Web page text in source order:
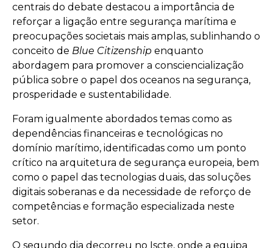
centrais do debate destacou a importância de
reforçar a ligação entre segurança marítima e
preocupações societais mais amplas, sublinhando o
conceito de Blue Citizenship enquanto
abordagem para promover a consciencialização
pública sobre o papel dos oceanos na segurança,
prosperidade e sustentabilidade.
Foram igualmente abordados temas como as
dependências financeiras e tecnológicas no
domínio marítimo, identificadas como um ponto
crítico na arquitetura de segurança europeia, bem
como o papel das tecnologias duais, das soluções
digitais soberanas e da necessidade de reforço de
competências e formação especializada neste
setor.
O segundo dia decorreu no Iscte, onde a equipa